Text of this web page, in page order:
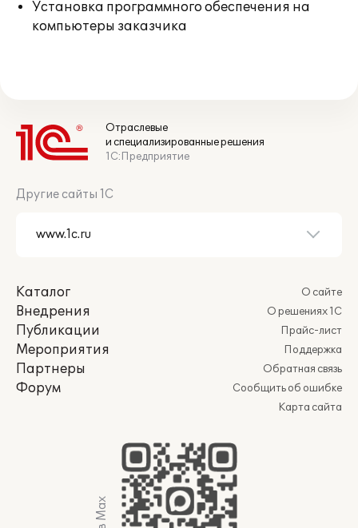
Установка программного обеспечения на
компьютеры заказчика
Отраслевые
и специализированные решения
1С:Предприятие
Другие сайты 1С
Каталог
Внедрения
Публикации
Мероприятия
Партнеры
Форум
О сайте
О решениях 1С
Прайс-лист
Поддержка
Обратная связь
Сообщить об ошибке
Карта сайта